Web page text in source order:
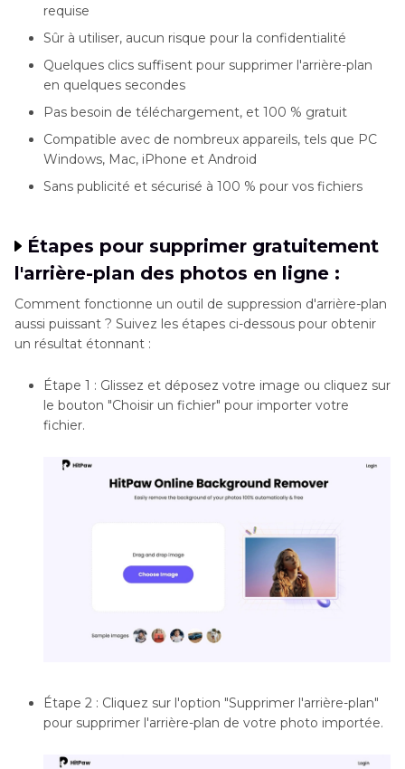
requise
Sûr à utiliser, aucun risque pour la confidentialité
Quelques clics suffisent pour supprimer l'arrière-plan
en quelques secondes
Pas besoin de téléchargement, et 100 % gratuit
Compatible avec de nombreux appareils, tels que PC
Windows, Mac, iPhone et Android
Sans publicité et sécurisé à 100 % pour vos fichiers
Étapes pour supprimer gratuitement
l'arrière-plan des photos en ligne :
Comment fonctionne un outil de suppression d'arrière-plan
aussi puissant ? Suivez les étapes ci-dessous pour obtenir
un résultat étonnant :
Étape 1 : Glissez et déposez votre image ou cliquez sur
le bouton "Choisir un fichier" pour importer votre
fichier.
Étape 2 : Cliquez sur l'option "Supprimer l'arrière-plan"
pour supprimer l'arrière-plan de votre photo importée.